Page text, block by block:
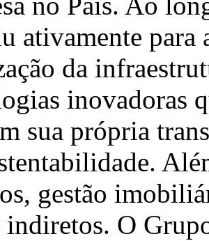
ativamente para
da
inovadoras
sua própria
gestão
indiretos. O